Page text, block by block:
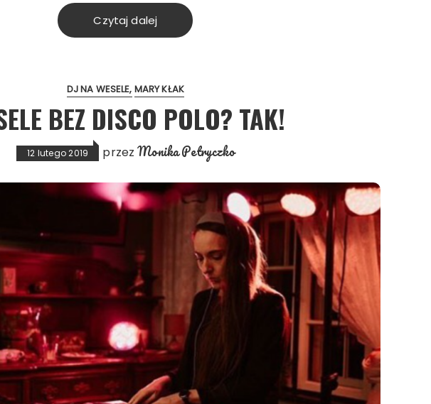
Czytaj dalej
DJ NA WESELE MARY KŁAK
BEZ DISCO POLO? TAK!
12 lutego 2019 przezMonika Petryczko